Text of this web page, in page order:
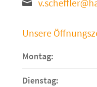
Unsere
Montag:
Dienstag: